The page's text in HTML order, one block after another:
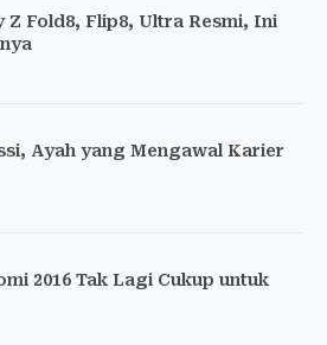
Z Fold8, Flip8, Ultra Resmi, Ini
Ayah yang Mengawal Karier
2016 Tak Lagi Cukup untuk